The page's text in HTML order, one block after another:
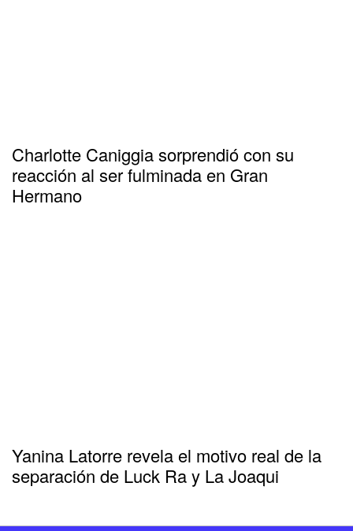
Charlotte Caniggia sorprendió con su
reacción al ser fulminada en Gran
Hermano
Yanina Latorre revela el motivo real de la
separación de Luck Ra y La Joaqui